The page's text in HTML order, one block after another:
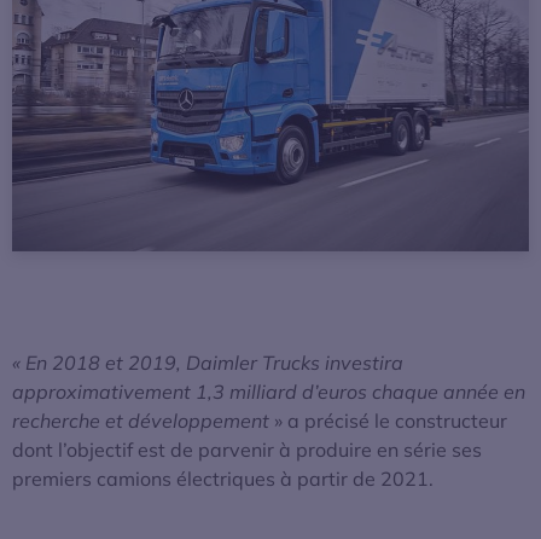
Espace presse
« En 2018 et 2019, Daimler Trucks investira
approximativement 1,3 milliard d’euros chaque année en
recherche et développement » a précisé le constructeur
dont l’objectif est de parvenir à produire en série ses
premiers camions électriques à partir de 2021.